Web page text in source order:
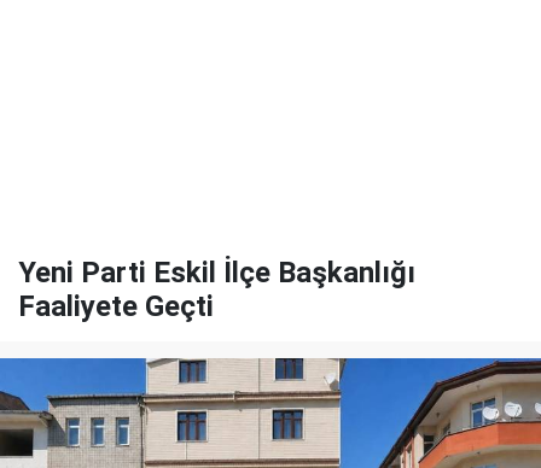
Yeni Parti Eskil İlçe Başkanlığı
Faaliyete Geçti